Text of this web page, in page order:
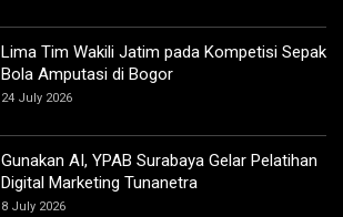
Lima Tim Wakili Jatim pada Kompetisi Sepak
Bola Amputasi di Bogor
24 July 2026
Gunakan AI, YPAB Surabaya Gelar Pelatihan
Digital Marketing Tunanetra
8 July 2026